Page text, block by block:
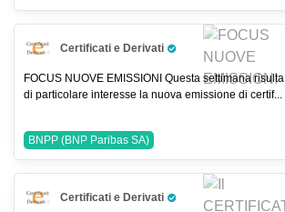
Certificati e Derivati
Pro Trader
FOCUS NUOVE EMISSIONI Questa settimana risulta
di particolare interesse la nuova emissione di certif...
BNPP (BNP Paribas SA)
Certificati e Derivati
Pro Trader